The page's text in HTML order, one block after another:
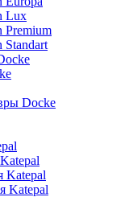
Lux
Premium
Standart
Docke
Katepal
Katepal